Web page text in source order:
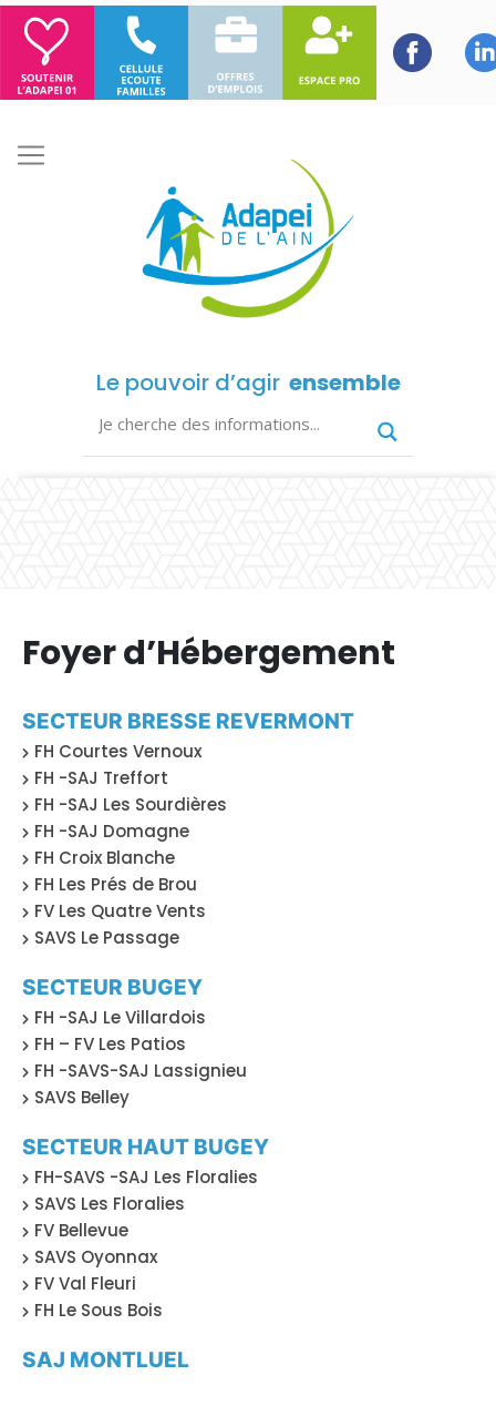
Le pouvoir d’agir ensemble
Foyer d’Hébergement
SECTEUR BRESSE REVERMONT
FH Courtes Vernoux
FH -SAJ Treffort
FH -SAJ Les Sourdières
FH -SAJ Domagne
FH Croix Blanche
FH Les Prés de Brou
FV Les Quatre Vents
SAVS Le Passage
SECTEUR BUGEY
FH -SAJ Le Villardois
FH – FV Les Patios
FH -SAVS-SAJ Lassignieu
SAVS Belley
SECTEUR HAUT BUGEY
FH-SAVS -SAJ Les Floralies
SAVS Les Floralies
FV Bellevue
SAVS Oyonnax
FV Val Fleuri
FH Le Sous Bois
SAJ MONTLUEL